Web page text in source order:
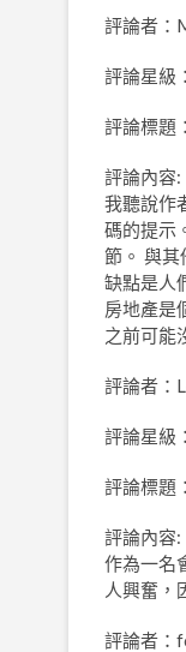
評論者：
評論星級
評論標題
評論內容:
我聽說作
碼的提示
節。 與
缺點是人
房地產是
之前可能
評論者：
評論星級
評論標題
評論內容:
作為一名
人興奮，
評論者：